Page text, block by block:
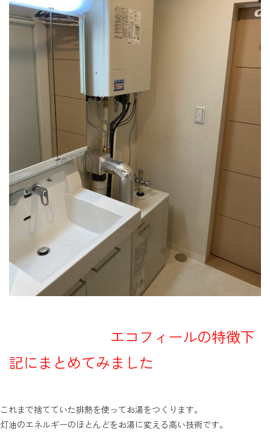
エコフィールの特徴下
記にまとめてみました
これまで捨てていた排熱を使ってお湯をつくります。
灯油のエネルギーのほとんどをお湯に変える高い技術です。